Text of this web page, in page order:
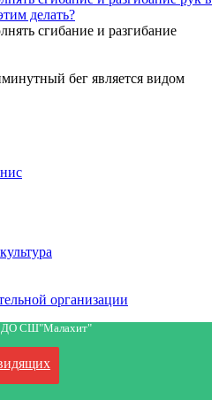
делать?
сгибание и разгибание
бег является видом
организации
СШ"Малахит"